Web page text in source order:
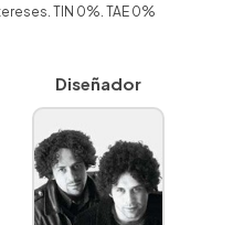
TIN 0%. TAE 0%
Diseñador